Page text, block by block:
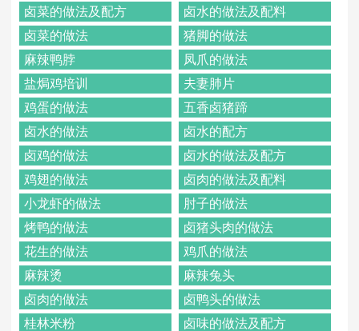
卤菜的做法及配方
卤水的做法及配料
卤菜的做法
猪脚的做法
麻辣鸭脖
凤爪的做法
盐焗鸡培训
夫妻肺片
鸡蛋的做法
五香卤猪蹄
卤水的做法
卤水的配方
卤鸡的做法
卤水的做法及配方
鸡翅的做法
卤肉的做法及配料
小龙虾的做法
肘子的做法
烤鸭的做法
卤猪头肉的做法
花生的做法
鸡爪的做法
麻辣烫
麻辣兔头
卤肉的做法
卤鸭头的做法
桂林米粉
卤味的做法及配方